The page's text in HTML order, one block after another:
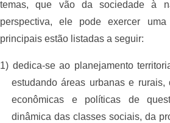
temas, que vão da sociedade à
perspectiva, ele pode exercer
principais estão listadas a seguir:
1) dedica-se ao planejamento
estudando áreas urbanas e
econômicas e políticas de
dinâmica das classes sociais, da